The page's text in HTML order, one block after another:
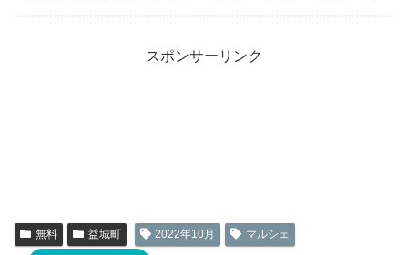
スポンサーリンク
無料 益城町 2022年10月 マルシェ